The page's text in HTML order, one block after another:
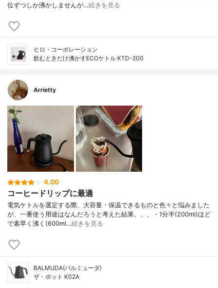
位ずつしか沸かしませんが…続きを見る
ヒロ・コーポレーション
飲むときだけ沸かすECOケトル KTD-200
Arrietty
4.00
コーヒードリップに最適
電気ケトルを選定する際、大容量・保温できるものと色々と悩みました
が、一番使う用途はなんだろうと考えた結果、、、・1分半(200ml)ほど
で素早く沸く(600ml…続きを見る
BALMUDA(バルミューダ)
ザ・ポット K02A